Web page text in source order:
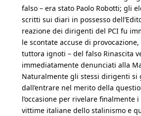
falso – era stato Paolo Robotti; gli
scritti sui diari in possesso
reazione dei dirigenti del PCI fu
le scontate accuse di
tuttora ignoti – del falso Rinascita
immediatamente denunciati alla
Naturalmente gli stessi dirigenti si
dall’entrare nel merito della
l’occasione per rivelare finalmente
vittime italiane dello stalinismo e